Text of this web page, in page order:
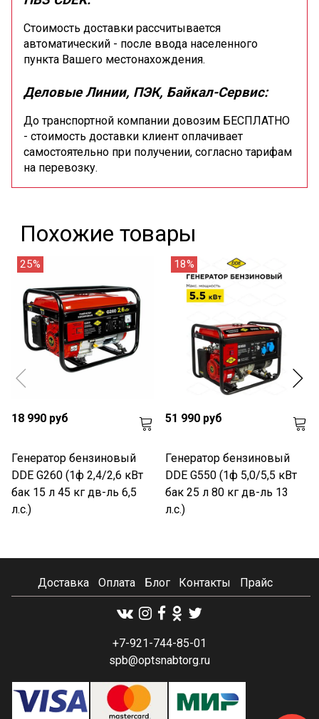
Стоимость доставки рассчитывается
автоматический - после ввода населенного
пункта Вашего местонахождения.
Деловые Линии, ПЭК, Байкал-Сервис:
До транспортной компании довозим БЕСПЛАТНО
- стоимость доставки клиент оплачивает
самостоятельно при получении, согласно тарифам
на перевозку.
Похожие товары
25%
18 990 руб
Генератор бензиновый
DDE G260 (1ф 2,4/2,6 кВт
бак 15 л 45 кг дв-ль 6,5
л.с.)
18%
51 990 руб
Генератор бензиновый
DDE G550 (1ф 5,0/5,5 кВт
бак 25 л 80 кг дв-ль 13
л.с.)
Доставка Оплата Блог Контакты Прайс
+7-921-744-85-01
spb@optsnabtorg.ru